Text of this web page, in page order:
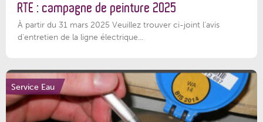
RTE : campagne de peinture 2025
À partir du 31 mars 2025 Veuillez trouver ci-joint l'avis
d'entretien de la ligne électrique...
Service Eau